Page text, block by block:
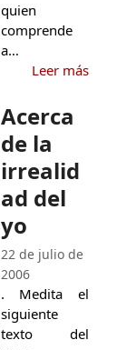
quien
comprende
a…
Leer más
Acerca
de la
irrealid
ad del
yo
22 de julio de
2006
. Medita el
siguiente
texto del